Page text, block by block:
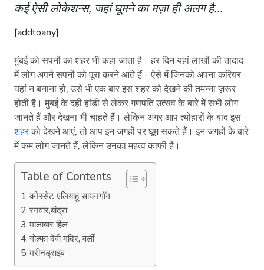
कई ऐसी लोकेशन्स, जहां घूमने का मज़ा ही अलग है...
[addtoany]
मुंबई को सपनों का शहर भी कहा जाता है। हर दिन यहां लाखों की तादाद
में लोग अपने सपनों को पूरा करने आते हैं। ऐसे में जिनको अपना करियर
यहां न बनाना हो, उसे भी एक बार इस शहर को देखने की तमन्ना ज़रूर
होती है। मुंबई के दही हांडी से लेकर गणपति उत्सव के बारे में सभी लोग
जानते हैं और देखना भी चाहते हैं। लेकिन अगर आप त्योहारों के बाद इस
शहरको देखने आएं, तो आप इन जगहों पर घूम सकते हैं। इन जगहों के बारे
में कम लोग जानते हैं, लेकिन उनका महत्व काफी है।
Table of Contents
क्नेस्सेट एलियाहू सायनगॉग
रनवार,बांद्रा
मालाबार हिल
गोल्फा देवी मंदिर, वर्ली
मरीनड्राइव